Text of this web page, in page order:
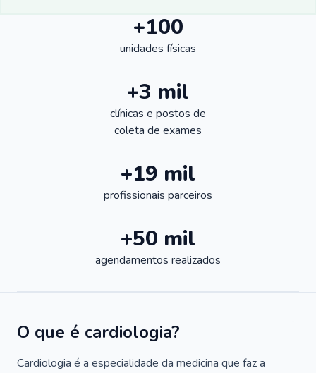
+100
unidades físicas
+3 mil
clínicas e postos de
coleta de exames
+19 mil
profissionais parceiros
+50 mil
agendamentos realizados
O que é cardiologia?
Cardiologia é a especialidade da medicina que faz a